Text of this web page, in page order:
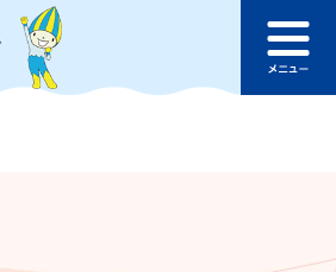
このページの本文へ
ュ